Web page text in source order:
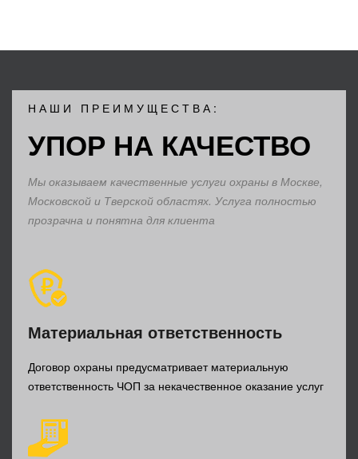
НАШИ ПРЕИМУЩЕСТВА:
УПОР НА КАЧЕСТВО
Мы оказываем качественные услуги охраны в Москве,
Московской и Тверской областях. Услуга полностью
прозрачна и понятна для клиента
Материальная ответственность
Договор охраны предусматривает материальную
ответственность ЧОП за некачественное оказание услуг